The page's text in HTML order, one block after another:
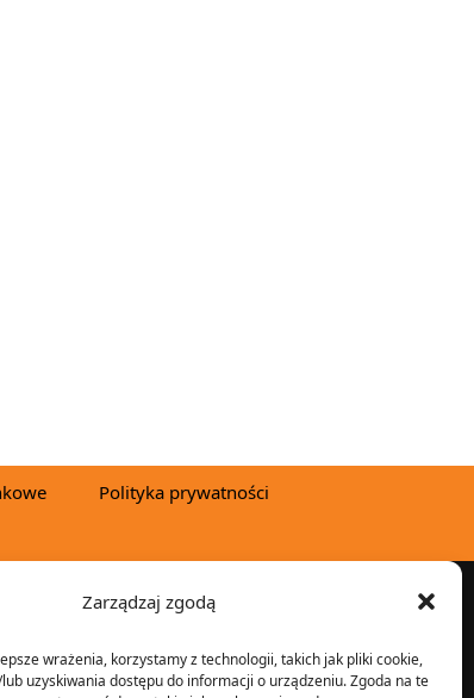
Zarządzaj zgodą
wrażenia, korzystamy z technologii, takich jak pliki cookie,
uzyskiwania dostępu do informacji o urządzeniu. Zgoda na te
Polityka prywatności